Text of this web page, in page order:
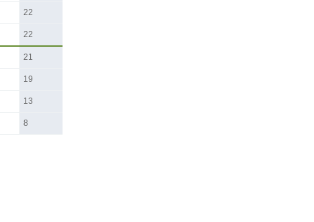
22
22
21
19
13
8